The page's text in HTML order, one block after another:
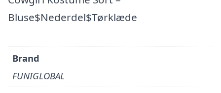
Bluse$Nederdel$Tørklæde
Brand
FUNIGLOBAL